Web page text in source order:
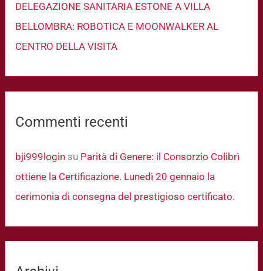
DELEGAZIONE SANITARIA ESTONE A VILLA
BELLOMBRA: ROBOTICA E MOONWALKER AL
CENTRO DELLA VISITA
Commenti recenti
bji999login su Parità di Genere: il Consorzio Colibrì
ottiene la Certificazione. Lunedì 20 gennaio la
cerimonia di consegna del prestigioso certificato.